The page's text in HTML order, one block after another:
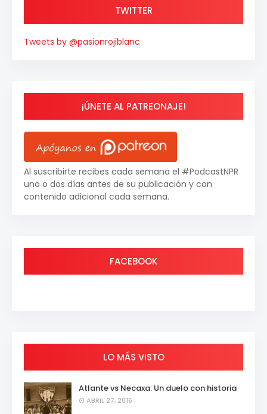
TWITTER
Tweets by @pasionrojiblanc
¡ÚNETE AL PATREONAJE!
Al suscribirte recibes cada semana el #PodcastNPR
uno o dos días antes de su publicación y con
contenido adicional cada semana.
FACEBOOK
LO MÁS VISTO
Atlante vs Necaxa: Un duelo con historia
ABRIL 27, 2016